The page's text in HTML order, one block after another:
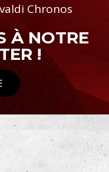
Chronos
À NOTRE
!